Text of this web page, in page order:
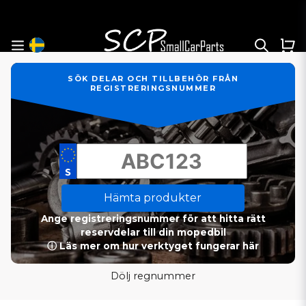
SÖK DELAR OCH TILLBEHÖR FRÅN
REGISTRERINGSNUMMER
Hämta produkter
Ange registreringsnummer för att hitta rätt
reservdelar till din mopedbil
ⓘ Läs mer om hur verktyget fungerar här
Dölj regnummer